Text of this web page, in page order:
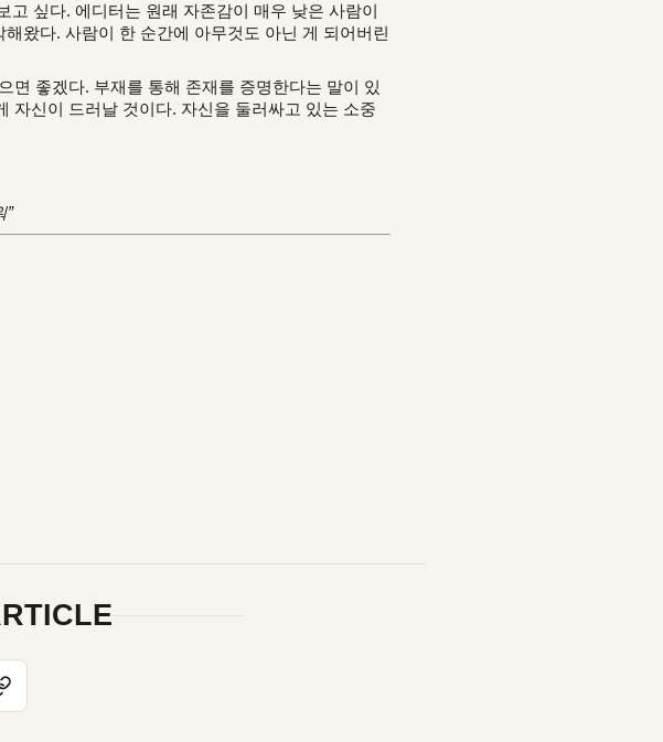
고 싶다. 에디터는 원래 자존감이 매우 낮은 사람이
왔다. 사람이 한 순간에 아무것도 아닌 게 되어버린
면 좋겠다. 부재를 통해 존재를 증명한다는 말이 있
자신이 드러날 것이다. 자신을 둘러싸고 있는 소중
”